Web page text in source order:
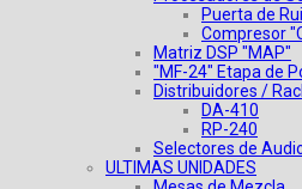
Puerta de
Compresor
Matriz DSP "MAP"
"MF-24" Etapa de
Distribuidores /
DA-410
RP-240
Selectores de
ULTIMAS UNIDADES